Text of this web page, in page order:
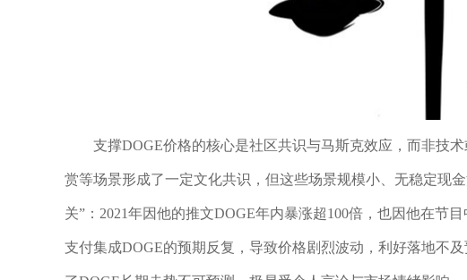
支撑DOGE价格的核心是社区共识与马斯克效应，而非技
赏等场景形成了一定文化共识，但这些场景规模小、无稳定现
关”：2021年因他的推文DOGE年内暴涨超100倍，也因他在节
支付集成DOGE的预期反复，导致价格剧烈波动，利好落地不